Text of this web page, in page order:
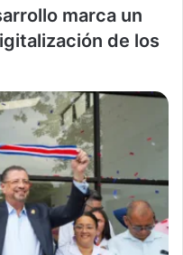
marca un
de los